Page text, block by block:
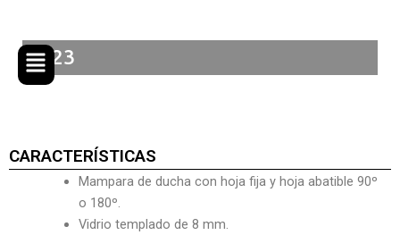
contenido
I-123
CARACTERÍSTICAS
Mampara de ducha con hoja fija y hoja abatible 90º
o 180º.
Vidrio templado de 8 mm.